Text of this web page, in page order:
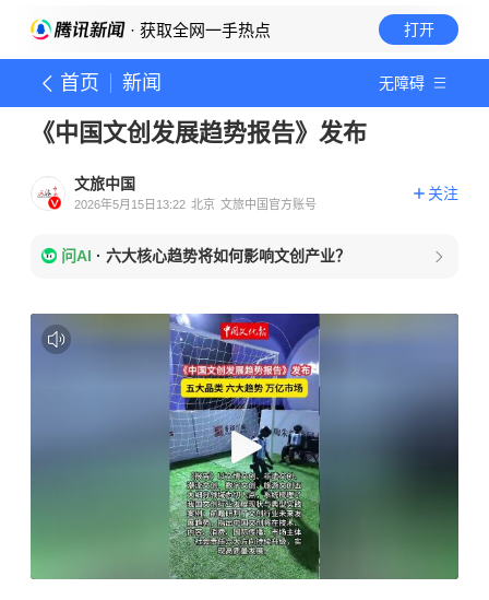
· 获取全网一手热点 打开
首页 新闻 无障碍
《中国文创发展趋势报告》发布
文旅中国
2026年5月15日13:22 北京 文旅中国官方账号
关注
问AI · 六大核心趋势将如何影响文创产业？